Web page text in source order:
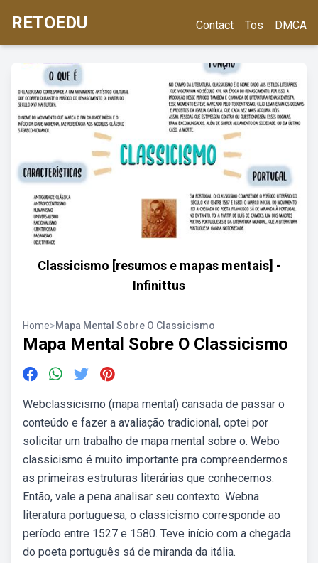
RETOEDU Contact Tos DMCA
Classicismo [resumos e mapas mentais] -
Infinittus
Home>Mapa Mental Sobre O Classicismo
Mapa Mental Sobre O Classicismo
Webclassicismo (mapa mental) cansada de passar o
conteúdo e fazer a avaliação tradicional, optei por
solicitar um trabalho de mapa mental sobre o. Webo
classicismo é muito importante pra compreendermos
as primeiras estruturas literárias que conhecemos.
Então, vale a pena analisar seu contexto. Webna
literatura portuguesa, o classicismo corresponde ao
período entre 1527 e 1580. Teve início com a chegada
do poeta português sá de miranda da itália.